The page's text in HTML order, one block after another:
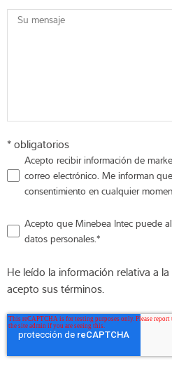
Su mensaje
* obligatorios
Acepto recibir información de
correo electrónico. Me informan
consentimiento en cualquier
Acepto que Minebea Intec puede
datos personales.*
He leído la información relativa a la
acepto sus términos.